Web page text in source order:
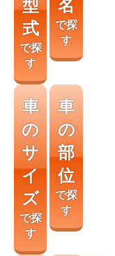
型
式
で探
す
名
で探
す
車
の
サ
イ
ズ
で探
す
車
の
部
位
で探
す